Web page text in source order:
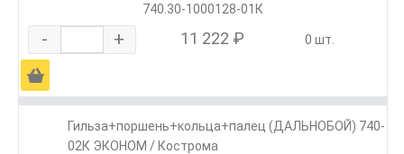
740.30-1000128-01К
- + 11 222 ₽ 0 шт.
Ä
Гильза+поршень+кольца+палец (ДАЛЬНОБОЙ) 740-
02К ЭКОНОМ / Кострома